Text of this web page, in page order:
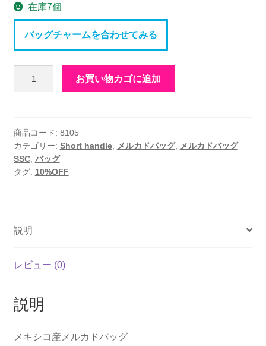
在庫7個
バッグチャームを合わせてみる
バ
ッ
グ
SSC
ッ
グ
ー
ン
白
お買い物カゴに追加
商品コード: 8105
カテゴリー: Short handle, メルカドバッグ,
メルカドバッグ
SSC, バッグ
タグ: 10%OFF
説明
レビュー (0)
説明
メキシコ産メルカドバッグ